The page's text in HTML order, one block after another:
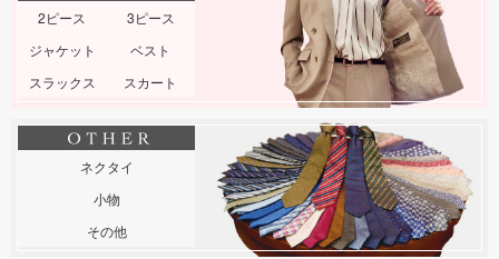
2ピース
3ピース
ジャケット
ベスト
スラックス
スカート
ネクタイ
小物
その他